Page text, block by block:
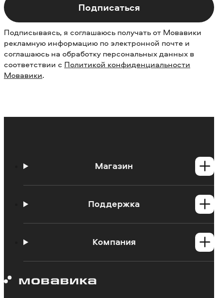
Подписаться
Подписываясь, я соглашаюсь получать от Мовавики
рекламную информацию по электронной почте и
соглашаюсь на обработку персональных данных в
соответствии с Политикой конфиденциальности
Мовавики.
Магазин
Программы для MacПоддержка
Инструкции
Системные требования программ
Компания
Работа в Мовавике